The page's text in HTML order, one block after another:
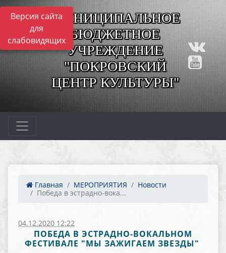
Версия сайта
для
слабовидящих
МУНИЦИПАЛЬНОЕ
БЮДЖЕТНОЕ
УЧРЕЖДЕНИЕ
"ПОКРОВСКИЙ
ЦЕНТР КУЛЬТУРЫ"
Главная МЕРОПРИЯТИЯ
Новости
Победа в эстрадно-вока...
04.12.2020 12:22
ПОБЕДА В ЭСТРАДНО-ВОКАЛЬНОМ
ФЕСТИВАЛЕ "МЫ ЗАЖИГАЕМ ЗВЕЗДЫ"